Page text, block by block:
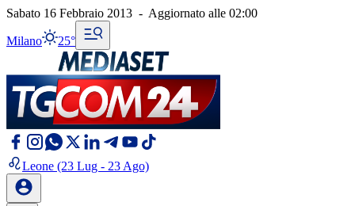
Sabato 16 Febbraio 2013 - Aggiornato alle 02:00
Milano 25°
Leone (23 Lug - 23 Ago)